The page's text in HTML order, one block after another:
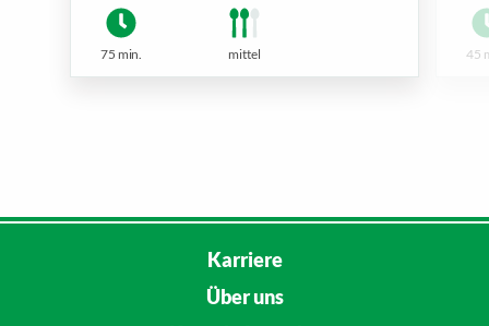
75 min. mittel 45
Karriere
Über uns